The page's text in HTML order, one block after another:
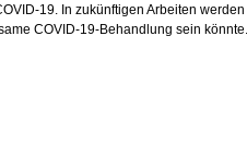
19. In zukünftigen Arbeiten werden
COVID-19-Behandlung sein könnte.